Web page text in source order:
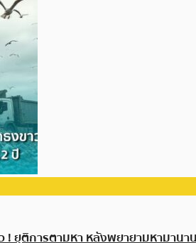
! ยุติการตามหา หลังพยายามหามานา